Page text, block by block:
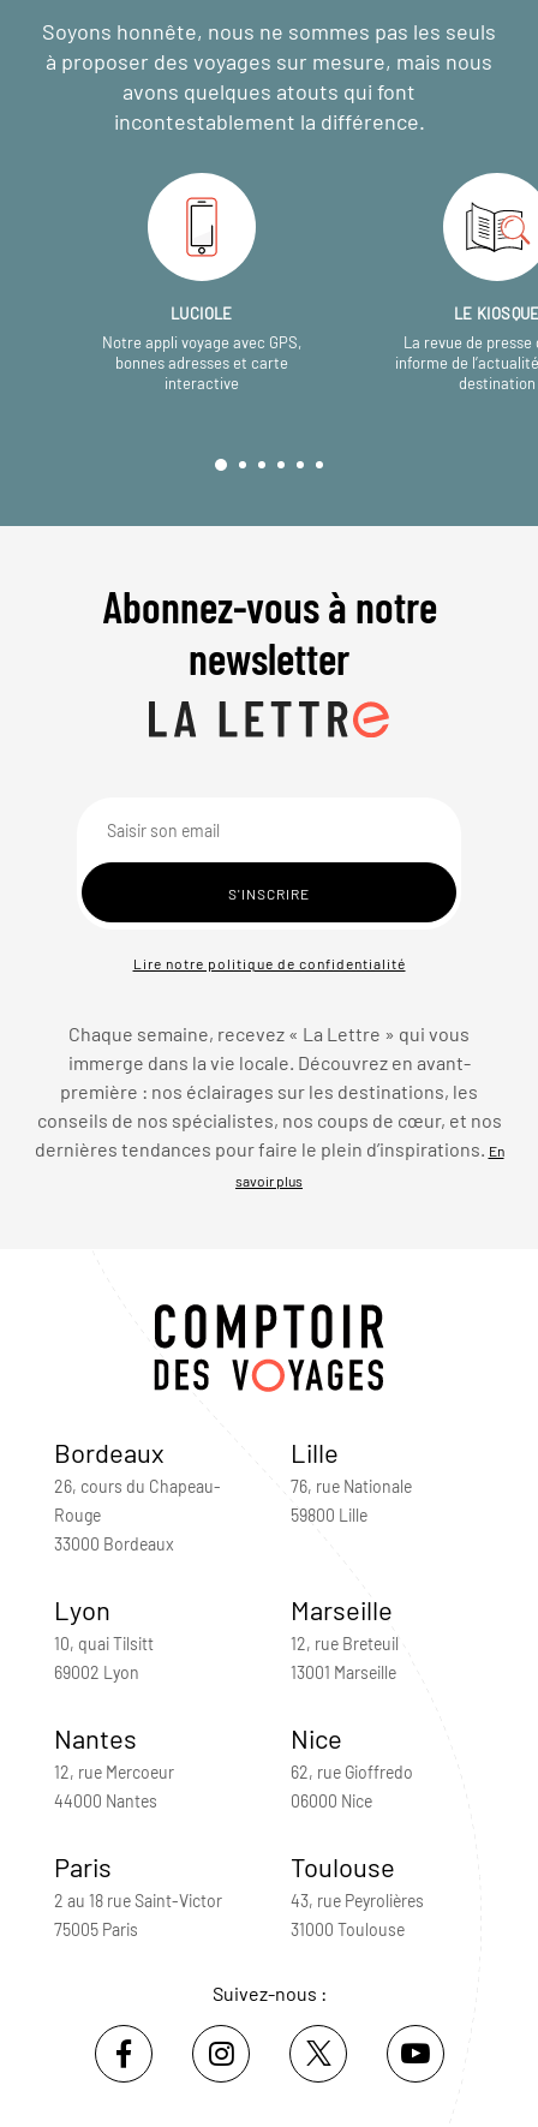
Soyons honnête, nous ne sommes pas les seuls
à proposer des voyages sur mesure, mais nous
avons quelques atouts qui font
incontestablement la différence.
LUCIOLE
Notre appli voyage avec GPS,
bonnes adresses et carte
interactive
LE
La revue de presse
informe de
destination
Abonnez-vous à notre
newsletter
Lire notre politique de confidentialité
Chaque semaine, recevez « La Lettre » qui vous
immerge dans la vie locale. Découvrez en avant-
première : nos éclairages sur les destinations, les
conseils de nos spécialistes, nos coups de cœur, et nos
dernières tendances pour faire le plein d’inspirations.
En
savoir plus
Bordeaux
26, cours du Chapeau-
Rouge
33000 Bordeaux
Lille
76, rue Nationale
59800 Lille
Lyon
10, quai Tilsitt
69002 Lyon
Marseille
12, rue Breteuil
13001 Marseille
Nantes
12, rue Mercoeur
44000 Nantes
Nice
62, rue Gioffredo
06000 Nice
Paris
2 au 18 rue Saint-Victor
75005 Paris
Toulouse
43, rue Peyrolières
31000 Toulouse
Suivez-nous :